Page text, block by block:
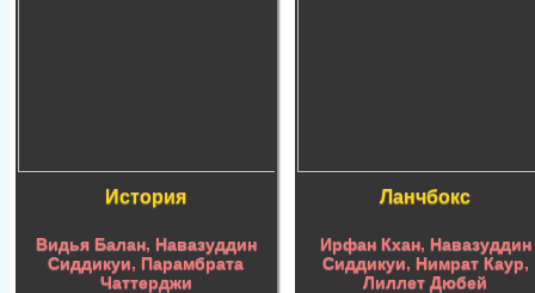
История
Видья Балан, Навазуддин
Сиддикуи,Парамбрата
Чаттерджи
Ланчбокс
Ирфан Кхан, Навазуддин
Сиддикуи, Нимрат Каур,
Лиллет Дюбей